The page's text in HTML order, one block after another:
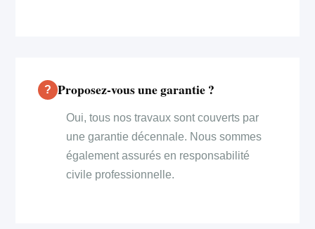
Proposez-vous une garantie ?
Oui, tous nos travaux sont couverts par
une garantie décennale. Nous sommes
également assurés en responsabilité
civile professionnelle.